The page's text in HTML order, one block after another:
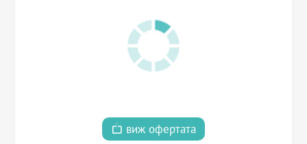
виж офертата